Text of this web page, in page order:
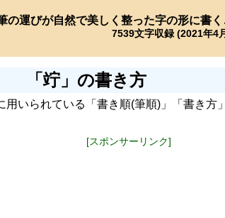
の運びが自然で美しく整った字の形に書く
7539文字収録 (2021年4
「竚」の書き方
用いられている「書き順(筆順)」「書き方
[スポンサーリンク]